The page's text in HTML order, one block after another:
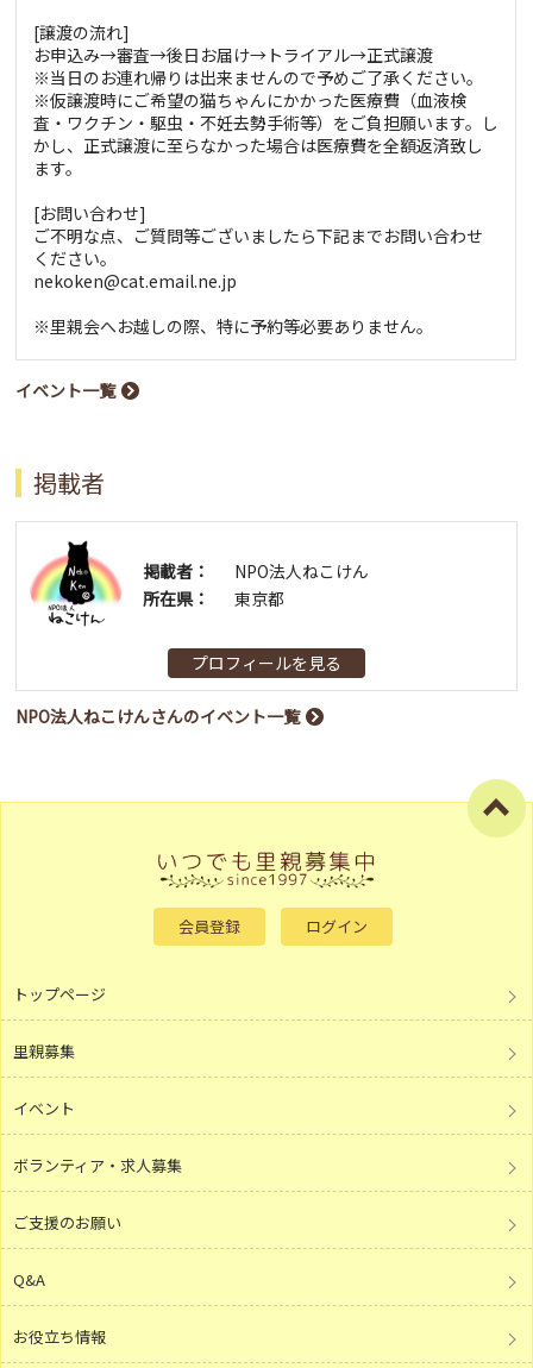
[譲渡の流れ]
お申込み→審査→後日お届け→トライアル→正式譲渡
※当日のお連れ帰りは出来ませんので予めご了承ください。
※仮譲渡時にご希望の猫ちゃんにかかった医療費（血液検
査・ワクチン・駆虫・不妊去勢手術等）をご負担願います。し
かし、正式譲渡に至らなかった場合は医療費を全額返済致し
ます。
[お問い合わせ]
ご不明な点、ご質問等ございましたら下記までお問い合わせ
ください。
nekoken@cat.email.ne.jp
※里親会へお越しの際、特に予約等必要ありません。
イベント一覧
掲載者
掲載者：
NPO法人ねこけん
所在県：
東京都
プロフィールを見る
NPO法人ねこけんさんのイベント一覧
会員登録 ログイン
トップページ
里親募集
イベント
ボランティア・求人募集
ご支援のお願い
Q&A
お役立ち情報